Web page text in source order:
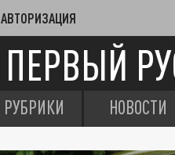
АВТОРИЗАЦИЯ
ПЕРВЫЙ
РУБРИКИ НОВОСТИ